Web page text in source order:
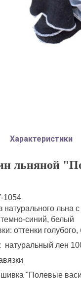
льняной
1054
натурального льна
темно-синий, белый
оттенки
натуральный лен
"Полевые
Характеристики